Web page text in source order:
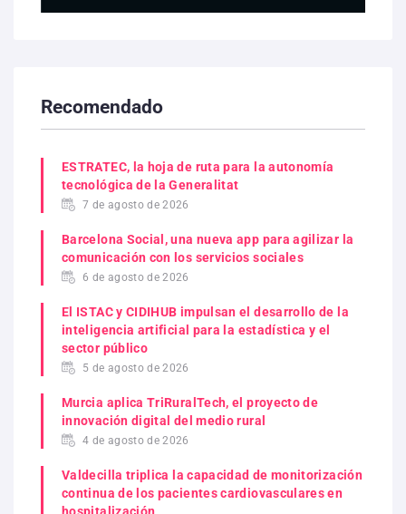
Recomendado
ESTRATEC, la hoja de ruta para la autonomía
tecnológica de la Generalitat
7 de agosto de 2026
Barcelona Social, una nueva app para agilizar la
comunicación con los servicios sociales
6 de agosto de 2026
El ISTAC y CIDIHUB impulsan el desarrollo de la
inteligencia artificial para la estadística y el
sector público
5 de agosto de 2026
Murcia aplica TriRuralTech, el proyecto de
innovación digital del medio rural
4 de agosto de 2026
Valdecilla triplica la capacidad de monitorización
continua de los pacientes cardiovasculares en